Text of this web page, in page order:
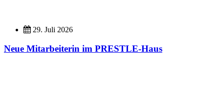
29. Juli 2026
Neue Mitarbeiterin im PRESTLE-Haus